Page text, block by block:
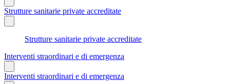
Strutture sanitarie private accreditate
Strutture sanitarie private accreditate
Interventi straordinari e di emergenza
Interventi straordinari e di emergenza